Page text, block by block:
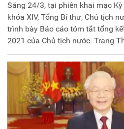
Sáng 24/3, tại phiên khai mạc
khóa XIV, Tổng Bí thư, Chủ tịch
trình bày Báo cáo tóm tắt tổng
2021 của Chủ tịch nước. Trang
Chính trị Công an nhân dân trân
Báo cáo: